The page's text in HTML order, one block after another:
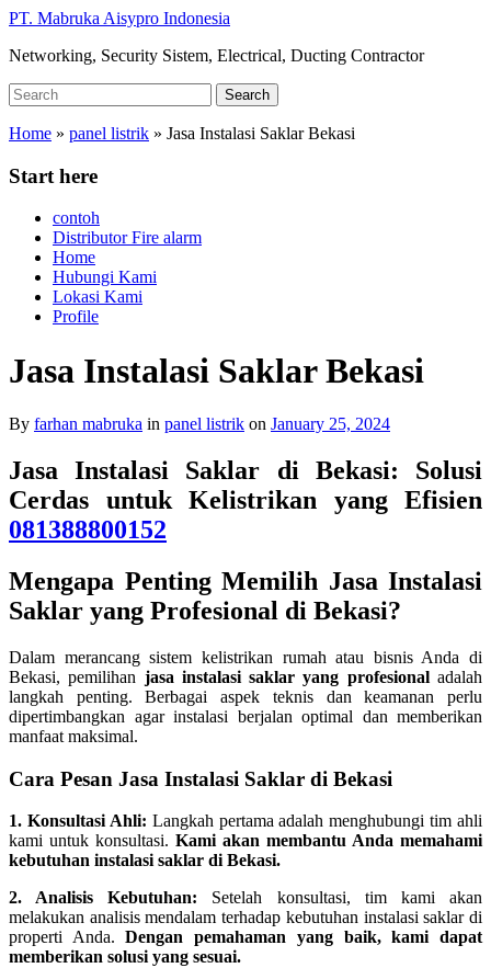
Skip
main
PT. Mabruka Aisypro Indonesia
Networking, Security Sistem, Electrical, Ducting Contractor
Search
for:
Search
Home » panel listrik » Jasa Instalasi Saklar Bekasi
Start here
contoh
Distributor Fire alarm
Home
Hubungi Kami
Lokasi Kami
Profile
Jasa Instalasi Saklar Bekasi
By farhan mabruka in panel listrik on January 25, 2024
Jasa Instalasi Saklar di Bekasi: Solusi
Cerdas untuk Kelistrikan yang Efisien
081388800152
Mengapa Penting Memilih Jasa Instalasi
Saklar yang Profesional di Bekasi?
Dalam merancang sistem kelistrikan rumah atau bisnis Anda di
Bekasi, pemilihan jasa instalasi saklar yang profesionaladalah
langkah penting. Berbagai aspek teknis dan keamanan perlu
dipertimbangkan agar instalasi berjalan optimal dan memberikan
manfaat maksimal.
Cara Pesan Jasa Instalasi Saklar di Bekasi
1. Konsultasi Ahli: Langkah pertama adalah menghubungi tim ahli
kami untuk konsultasi. Kami akan membantu Anda memahami
kebutuhan instalasi saklar di Bekasi.
2. Analisis Kebutuhan: Setelah konsultasi, tim kami akan
melakukan analisis mendalam terhadap kebutuhan instalasi saklar di
properti Anda.Dengan pemahaman yang baik, kami dapat
memberikan solusi yang sesuai.